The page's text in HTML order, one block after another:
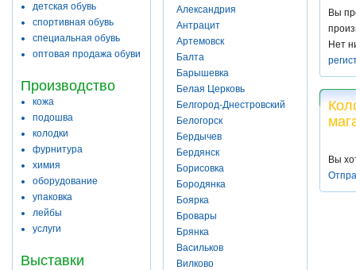
детская обувь
спортивная обувь
специальная обувь
оптовая продажа обуви
Производство
кожа
подошва
колодки
фурнитура
химия
оборудование
упаковка
лейбы
услуги
Выставки
Александрия
Антрацит
Артемовск
Балта
Барышевка
Белая Церковь
Белгород-Днестровский
Белогорск
Бердычев
Бердянск
Борисовка
Бородянка
Боярка
Бровары
Брянка
Васильков
Вилково
Вы
Нет
Вы